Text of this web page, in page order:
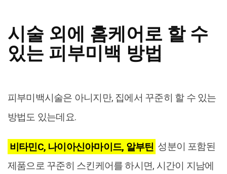
시술 외에 홈케어로 할 수
있는 피부미백 방법
피부미백시술은 아니지만, 집에서 꾸준히 할 수 있는
방법도 있는데요.
비타민C, 나이아신아마이드, 알부틴 성분이 포함된
제품으로 꾸준히 스킨케어를 하시면, 시간이 지남에